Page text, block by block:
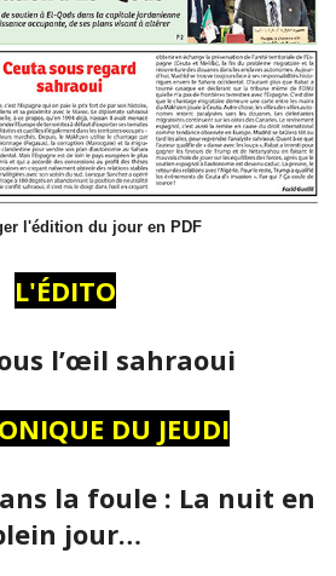
l'édition du jour en PDF
L'ÉDITO
l’œil sahraoui
DU JEUDI
la foule : La nuit en
jour…